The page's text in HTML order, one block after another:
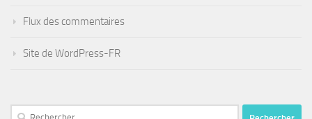
Flux des commentaires
Site de WordPress-FR
Rechercher :